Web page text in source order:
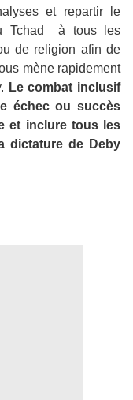
et repartir le
Tchad
à tous les
de religion afin de
mène rapidement
Le combat inclusif
échec ou succès
et inclure tous les
dictature de Deby